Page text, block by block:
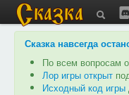
Сказка навсегда
По всем вопросам
Лор игры открыт
Исходный код игры